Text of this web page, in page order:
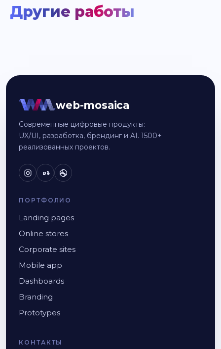
Другие работы
web-mosaica
Современные цифровые продукты:
UX/UI, разработка, брендинг и AI. 1500+
реализованных проектов.
Bē
ПОРТФОЛИО
Landing pages
Online stores
Corporate sites
Mobile app
Dashboards
Branding
Prototypes
КОНТАКТЫ